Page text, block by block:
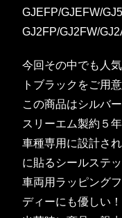
GJEFP/GJEFW/
GJ2FP/GJ2FW/
今回その中でも人
トブラックをご用
この商品はシルバ
スリーエム製約５
車種専用に設計さ
に貼るシールステ
車両用ラッピング
ディーにも優しい！